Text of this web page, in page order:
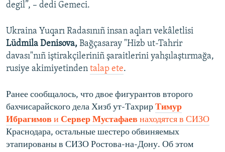
degil”, – dedi Gemeci.
Ukraina Yuqarı Radasınıñ insan aqları vekâletlisi
Lüdmila Denisova, Bağçasaray "Hizb ut-Tahrir
davası"nıñ iştirakçileriniñ şaraitlerini yahşılaştırmağa,
rusiye akimiyetinden talap ete.
Ранее сообщалось, что двое фигурантов второго
бахчисарайского дела Хизб ут-Тахрир Тимур
Ибрагимов и Сервер Мустафаев находятся в СИЗО
Краснодара, остальные шестеро обвиняемых
этапированы в СИЗО Ростова-на-Дону. Об этом